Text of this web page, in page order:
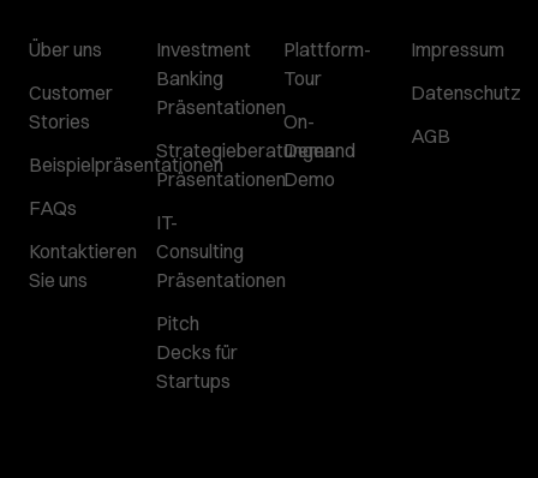
Über uns
Customer
Stories
Beispielpräsentationen
FAQs
Kontaktieren
Sie uns
Investment
Banking
Präsentationen
Strategieberatungen
Präsentationen
IT-
Consulting
Präsentationen
Pitch
Decks für
Startups
Plattform-
Tour
On-
Demand
Demo
Impressum
Datenschutz
AGB